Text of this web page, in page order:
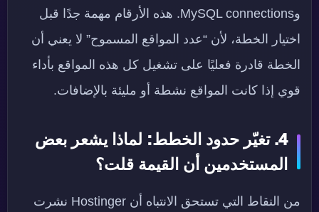
وMySQL connections. هذه الأرقام مهمة جدًا قبل
اختيار الخطة، لأن “عدد المواقع المسموح” لا يعني أن
الخطة قادرة فعليًا على تشغيل كل هذه المواقع بأداء
قوي إذا كانت المواقع نشطة أو مليئة بالإضافات.
4. تغيّر حدود الخطط: لماذا يشعر بعض
المستخدمين أن القيمة قلت؟
من النقاط التي تستحق الانتباه أن Hostinger نشرت